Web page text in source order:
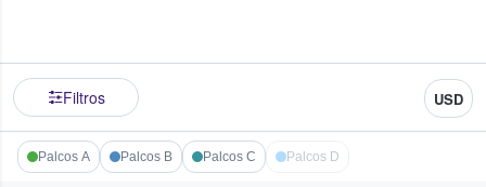
Filtros USD
Palcos A Palcos B Palcos C Palcos D